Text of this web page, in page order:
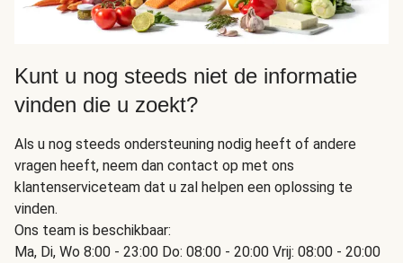
Kunt u nog steeds niet de informatie
vinden die u zoekt?
Als u nog steeds ondersteuning nodig heeft of andere
vragen heeft, neem dan contact op met ons
klantenserviceteam dat u zal helpen een oplossing te
vinden.
Ons team is beschikbaar:
Ma, Di, Wo 8:00 - 23:00 Do: 08:00 - 20:00 Vrij: 08:00 - 20:00